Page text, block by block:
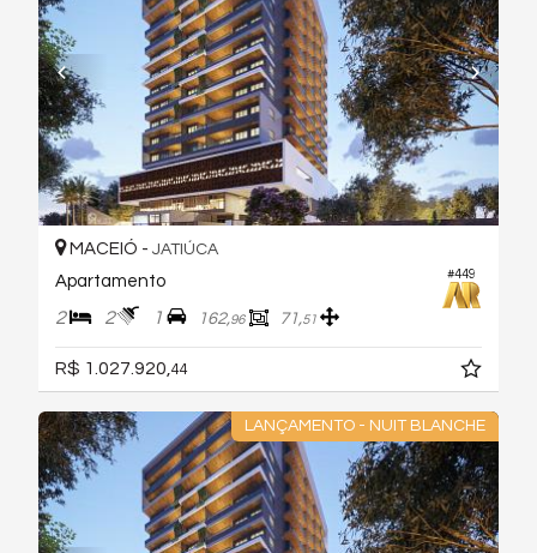
#449
MACEIÓ - JATIÚCA
Apartamento
2 2 1 162,96 71,51
R$ 1.027.920, 44
LANÇAMENTO - NUIT BLANCHE